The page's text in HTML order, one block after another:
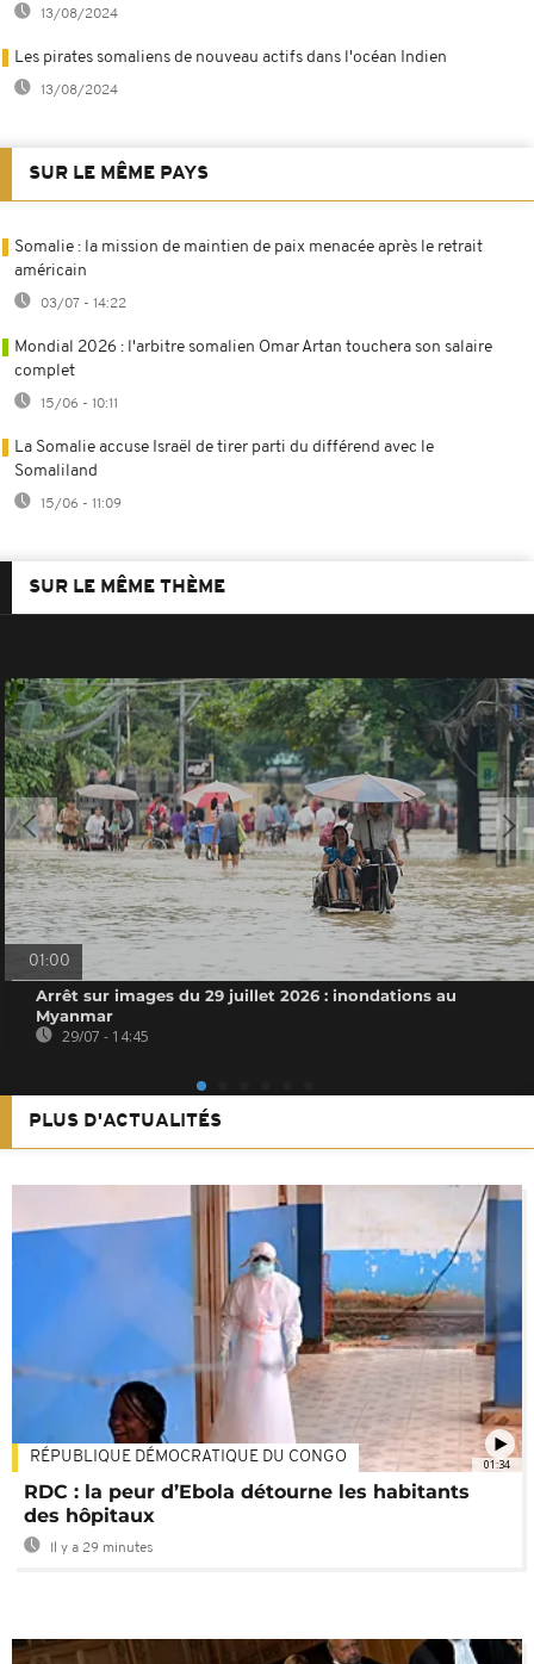
13/08/2024
Les pirates somaliens de nouveau actifs dans l'océan Indien
13/08/2024
SUR LE MÊME PAYS
Somalie : la mission de maintien de paix menacée après le retrait
américain
03/07 - 14:22
Mondial 2026 : l'arbitre somalien Omar Artan touchera son salaire
complet
15/06 - 10:11
La Somalie accuse Israël de tirer parti du différend avec le
Somaliland
15/06 - 11:09
SUR LE MÊME THÈME
01:00
Arrêt sur images du 29 juillet 2026 : inondations au
Myanmar
29/07 - 14:45
PLUS D'ACTUALITÉS
01:34
RÉPUBLIQUE DÉMOCRATIQUE DU CONGO
RDC : la peur d’Ebola détourne les habitants
des hôpitaux
Il y a 29 minutes